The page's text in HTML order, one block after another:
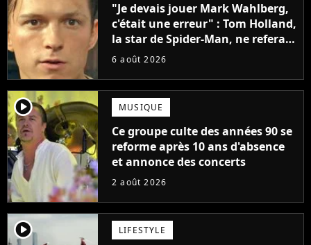
"Je devais jouer Mark Wahlberg,
c'était une erreur" : Tom Holland,
la star de Spider-Man, ne referait
pas ce blockbuster
6 août 2026
player2 MUSIQUE
Ce groupe culte des années 90 se
reforme après 10 ans d'absence
et annonce des concerts
2 août 2026
player2 LIFESTYLE